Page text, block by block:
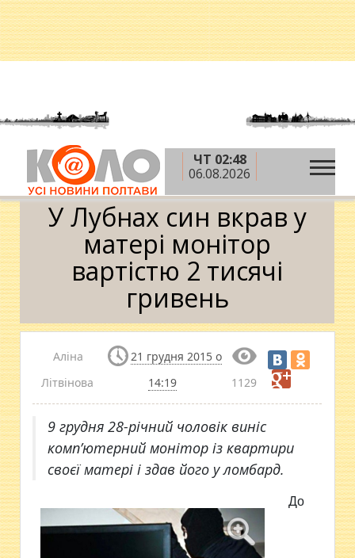
ЧТ 02:48
06.08.2026
Головна » Новини » Кримінал »
У Лубнах син
вкрав у матері монітор вартістю 2 тисячі гривень
У Лубнах син вкрав у
матері монітор
вартістю 2 тисячі
гривень
Аліна
Літвінова
21 грудня 2015 о
14:19
1129
9 грудня 28-річний чоловік виніс
комп’ютерний монітор із квартири
своєї матері і здав його у ломбард.
До